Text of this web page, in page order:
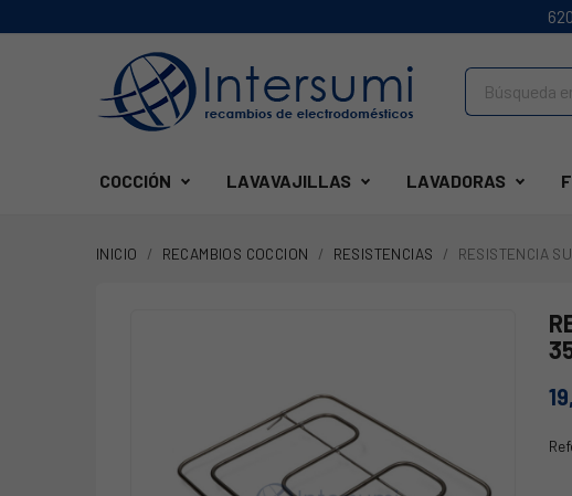
COCCIÓN LAVAVAJILLAS LAVADORAS
INICIO RECAMBIOS COCCION RESISTENCIAS RESISTENCIA